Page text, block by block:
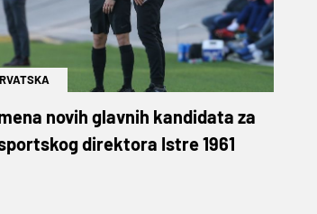
novih glavnih kandidata za
direktora Istre 1961